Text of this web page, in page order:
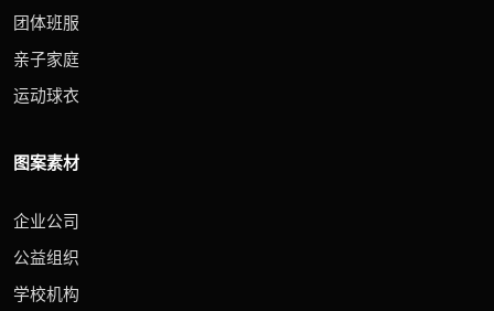
团体班服
亲子家庭
运动球衣
图案素材
企业公司
公益组织
学校机构